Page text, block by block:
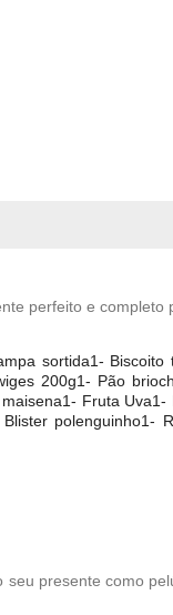
perfeito e completo
sortida1-
200g1- Pão
Fruta
polenguinho1-
presente como